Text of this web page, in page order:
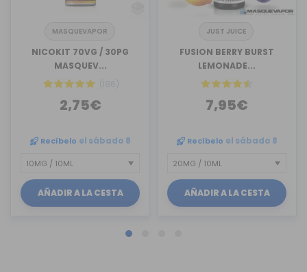
MASQUEVAPOR
NICOKIT 70VG / 30PG
MASQUEV...
(186)
2,75€
Recíbelo el sábado 8
AÑADIR A LA CESTA
JUST JUICE
FUSION BERRY BURST
LEMONADE...
7,95€
Recíbelo el sábado 8
AÑADIR A LA CESTA